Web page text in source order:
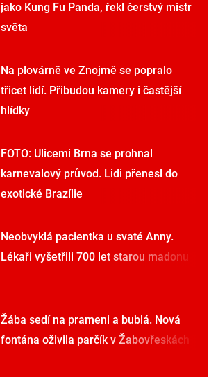
jako Kung Fu Panda, řekl čerstvý mistr
světa
Na plovárně ve Znojmě se popralo
třicet lidí. Přibudou kamery i častější
hlídky
FOTO: Ulicemi Brna se prohnal
karnevalový průvod. Lidi přenesl do
exotické Brazílie
Neobvyklá pacientka u svaté Anny.
Lékaři vyšetřili 700 let starou madonu
Žába sedí na prameni a bublá. Nová
fontána oživila parčík v Žabovřeskách